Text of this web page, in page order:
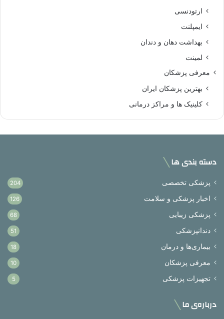
ارتودنسی
ایمپلنت
بهداشت دهان و دندان
لمینت
معرفی پزشکان
بهترین پزشکان ایران
کلینیک ها و مراکز درمانی
دسته بندی ها
پزشکی تخصصی 204
اخبار پزشکی و سلامت 126
پزشکی زیبایی 68
دندانپزشکی 51
بیماری‌ها و درمان 18
معرفی پزشکان 10
تجهیزات پزشکی 5
درباره‌ی ما